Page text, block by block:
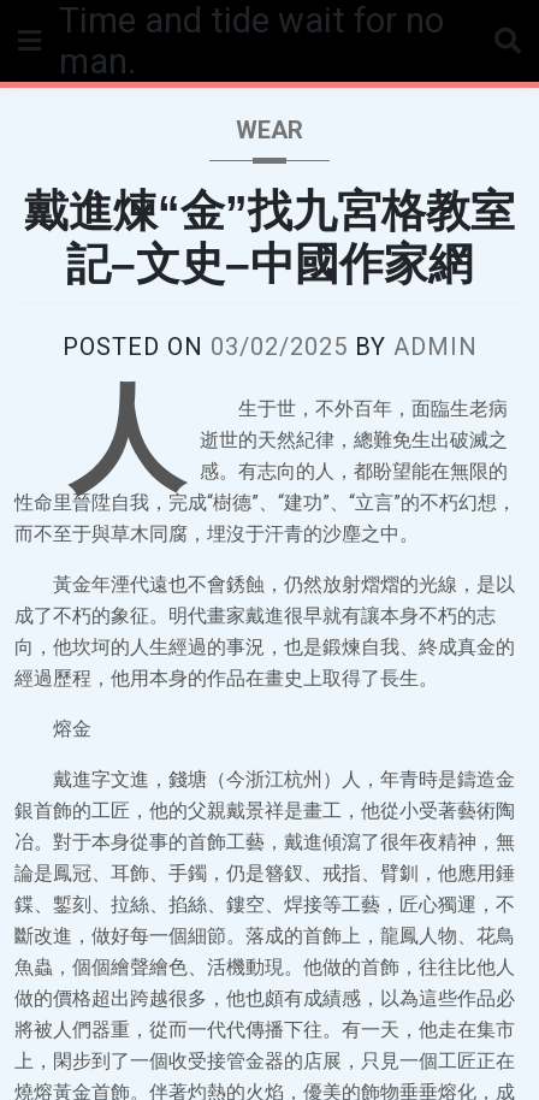
Time and tide wait for no
man.
WEAR
戴進煉“金”找九宮格教室
記–文史–中國作家網
POSTED ON 03/02/2025 BY ADMIN
人
生于世，不外百年，面臨生老病
逝世的天然紀律，總難免生出破滅之
感。有志向的人，都盼望能在無限的
性命里晉陞自我，完成“樹德”、“建功”、“立言”的不朽幻想，
而不至于與草木同腐，埋沒于汗青的沙塵之中。
黃金年湮代遠也不會銹蝕，仍然放射熠熠的光線，是以
成了不朽的象征。明代畫家戴進很早就有讓本身不朽的志
向，他坎坷的人生經過的事況，也是鍛煉自我、終成真金的
經過歷程，他用本身的作品在畫史上取得了長生。
熔金
戴進字文進，錢塘（今浙江杭州）人，年青時是鑄造金
銀首飾的工匠，他的父親戴景祥是畫工，他從小受著藝術陶
冶。對于本身從事的首飾工藝，戴進傾瀉了很年夜精神，無
論是鳳冠、耳飾、手鐲，仍是簪釵、戒指、臂釧，他應用錘
鍱、鏨刻、拉絲、掐絲、鏤空、焊接等工藝，匠心獨運，不
斷改進，做好每一個細節。落成的首飾上，龍鳳人物、花鳥
魚蟲，個個繪聲繪色、活機動現。他做的首飾，往往比他人
做的價格超出跨越很多，他也頗有成績感，以為這些作品必
將被人們器重，從而一代代傳播下往。有一天，他走在集市
上，閑步到了一個收受接管金器的店展，只見一個工匠正在
燒熔黃金首飾。伴著灼熱的火焰，優美的飾物垂垂熔化，成